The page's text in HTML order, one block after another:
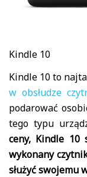
Kindle 10
Kindle 10 to
w obsłudze
podarować
tego typu
ceny, Kindle 10
wykonany
służyć swojemu